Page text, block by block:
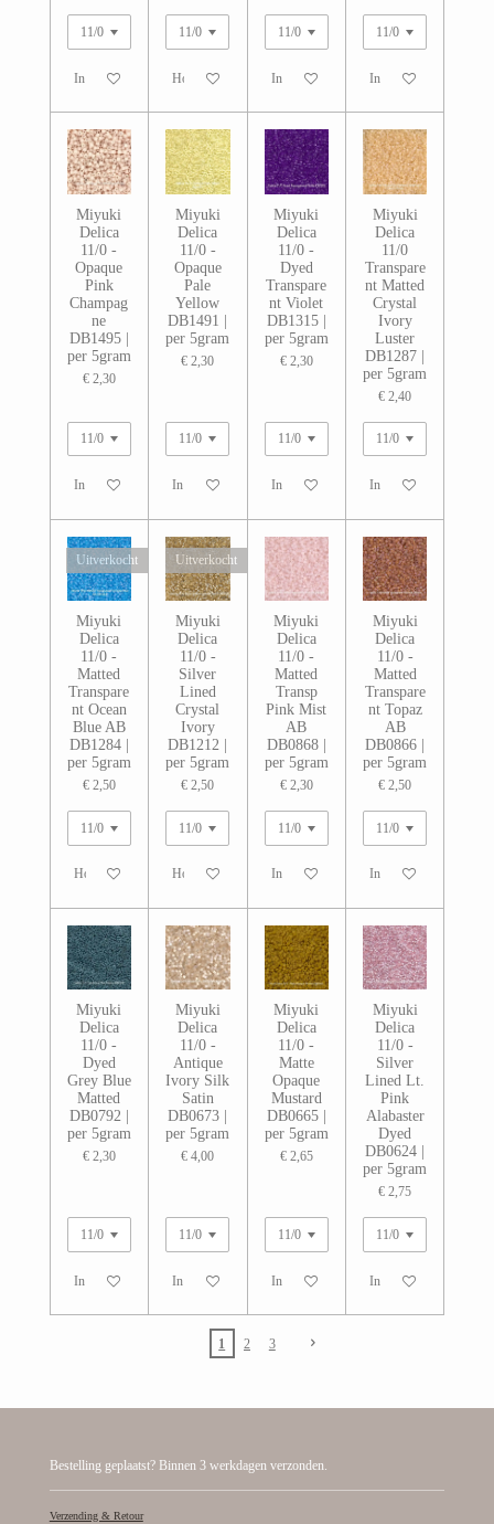
In winkelwagen Houd mij op de hoogteIn winkelwagen In winkelwagen
Miyuki
Delica
11/0 -
Opaque
Pink
Champag
ne
DB1495 |
per 5gram
€ 2,30
In winkelwagen
Miyuki
Delica
11/0 -
Opaque
Pale
Yellow
DB1491 |
per 5gram
€ 2,30
In winkelwagen
Miyuki
Delica
11/0 -
Dyed
Transpare
nt Violet
DB1315 |
per 5gram
€ 2,30
In winkelwagen
Miyuki
Delica
11/0
Transpare
nt Matted
Crystal
Ivory
Luster
DB1287 |
per 5gram
€ 2,40
In winkelwagen
Uitverkocht
Miyuki
Delica
11/0 -
Matted
Transpare
nt Ocean
Blue AB
DB1284 |
per 5gram
€ 2,50
Houd mij op de hoogte
Uitverkocht
Miyuki
Delica
11/0 -
Silver
Lined
Crystal
Ivory
DB1212 |
per 5gram
€ 2,50
Houd mij op de hoogte
Miyuki
Delica
11/0 -
Matted
Transp
Pink Mist
AB
DB0868 |
per 5gram
€ 2,30
In winkelwagen
Miyuki
Delica
11/0 -
Matted
Transpare
nt Topaz
AB
DB0866 |
per 5gram
€ 2,50
In winkelwagen
Miyuki
Delica
11/0 -
Dyed
Grey Blue
Matted
DB0792 |
per 5gram
€ 2,30
In winkelwagen
Miyuki
Delica
11/0 -
Antique
Ivory Silk
Satin
DB0673 |
per 5gram
€ 4,00
In winkelwagen
Miyuki
Delica
11/0 -
Matte
Opaque
Mustard
DB0665 |
per 5gram
€ 2,65
In winkelwagen
Miyuki
Delica
11/0 -
Silver
Lined Lt.
Pink
Alabaster
Dyed
DB0624 |
per 5gram
€ 2,75
In winkelwagen
1 2 3
Bestelling geplaatst? Binnen 3 werkdagen verzonden.
Verzending & Retour